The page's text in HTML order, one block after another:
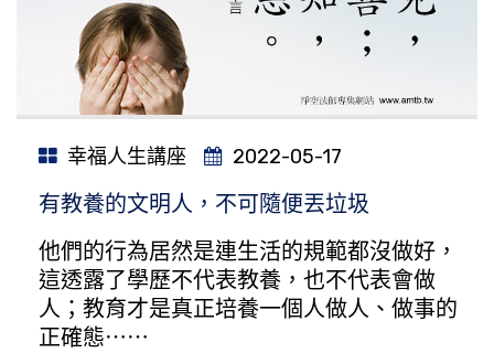
幸福人生講座 2022-05-17
有教養的文明人，不可隨便丟垃圾
他們的行為居然是連生活的規範都沒做好，
這透露了學歷不代表教養，也不代表會做
人；教育才是真正培養一個人做人、做事的
正確態⋯⋯